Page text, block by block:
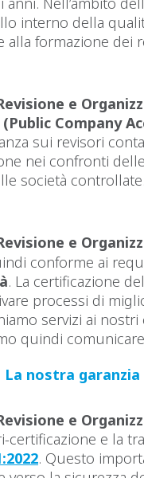
interno della
alla formazione dei
e
Company
sui revisori
nei confronti
società controllate.
e
conforme ai
. La certificazione
processi di
servizi ai
quindi
La nostra
e
certificazione e la
. Questo